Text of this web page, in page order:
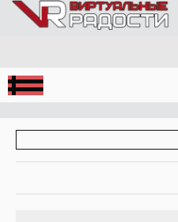
Jump to Navigation